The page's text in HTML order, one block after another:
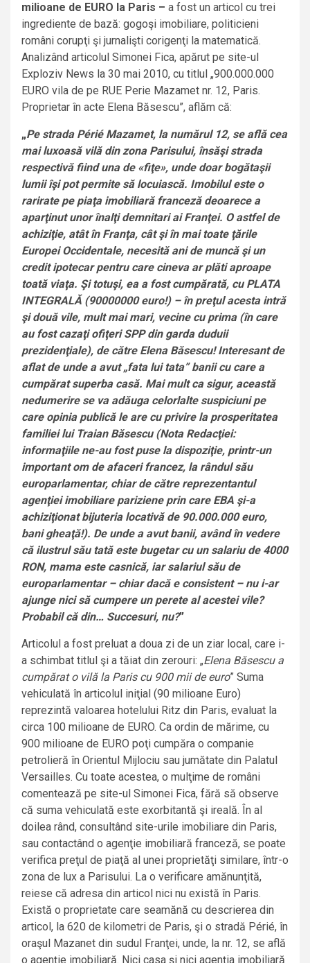
milioane de EURO la Paris – a fost un articol cu trei
ingrediente de bază: gogoşi imobiliare, politicieni
români corupţi şi jurnalişti corigenţi la matematică.
Analizând articolul Simonei Fica, apărut pe site-ul
Exploziv News la 30 mai 2010, cu titlul „900.000.000
EURO vila de pe RUE Perie Mazamet nr. 12, Paris.
Proprietar în acte Elena Băsescu”, aflăm că:
„Pe strada Périé Mazamet, la numărul 12, se află cea
mai luxoasă vilă din zona Parisului, însăşi strada
respectivă fiind una de «fiţe», unde doar bogătaşii
lumii îşi pot permite să locuiască. Imobilul este o
rarirate pe piaţa imobiliară franceză deoarece a
aparţinut unor înalţi demnitari ai Franţei. O astfel de
achiziţie, atât în Franţa, cât şi în mai toate ţările
Europei Occidentale, necesită ani de muncă şi un
credit ipotecar pentru care cineva ar plăti aproape
toată viaţa. Şi totuşi, ea a fost cumpărată, cu PLATA
INTEGRALĂ (90000000 euro!) – în preţul acesta intră
şi două vile, mult mai mari, vecine cu prima (în care
au fost cazaţi ofiţeri SPP din garda duduii
prezidenţiale), de către Elena Băsescu! Interesant de
aflat de unde a avut „fata lui tata” banii cu care a
cumpărat superba casă. Mai mult ca sigur, această
nedumerire se va adăuga celorlalte suspiciuni pe
care opinia publică le are cu privire la prosperitatea
familiei lui Traian Băsescu (Nota Redacţiei:
informaţiile ne-au fost puse la dispoziţie, printr-un
important om de afaceri francez, la rândul său
europarlamentar, chiar de către reprezentantul
agenţiei imobiliare pariziene prin care EBA şi-a
achiziţionat bijuteria locativă de 90.000.000 euro,
bani gheaţă!). De unde a avut banii, având în vedere
că ilustrul său tată este bugetar cu un salariu de 4000
RON, mama este casnică, iar salariul său de
europarlamentar – chiar dacă e consistent – nu i-ar
ajunge nici să cumpere un perete al acestei vile?
Probabil că din… Succesuri, nu?”
Articolul a fost preluat a doua zi de un ziar local, care i-
a schimbat titlul şi a tăiat din zerouri: „Elena Băsescu a
cumpărat o vilă la Paris cu 900 mii de euro” Suma
vehiculată în articolul iniţial (90 milioane Euro)
reprezintă valoarea hotelului Ritz din Paris, evaluat la
circa 100 milioane de EURO. Ca ordin de mărime, cu
900 milioane de EURO poţi cumpăra o companie
petrolieră în Orientul Mijlociu sau jumătate din Palatul
Versailles. Cu toate acestea, o mulţime de români
comentează pe site-ul Simonei Fica, fără să observe
că suma vehiculată este exorbitantă şi ireală. În al
doilea rând, consultând site-urile imobiliare din Paris,
sau contactând o agenţie imobiliară franceză, se poate
verifica preţul de piaţă al unei proprietăţi similare, într-o
zona de lux a Parisului. La o verificare amănunţită,
reiese că adresa din articol nici nu există în Paris.
Există o proprietate care seamănă cu descrierea din
articol, la 620 de kilometri de Paris, şi o stradă Périé, în
oraşul Mazanet din sudul Franţei, unde, la nr. 12, se află
o agenţie imobiliară. Nici casa şi nici agenţia imobiliară